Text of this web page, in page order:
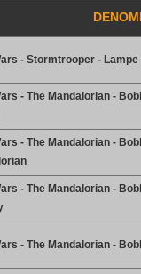
- Stormtrooper - Lampe
- The Mandalorian -
- The Mandalorian -
- The Mandalorian -
- The Mandalorian -